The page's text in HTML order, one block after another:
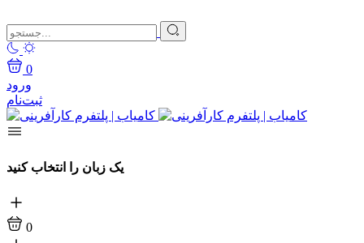
0
ورود
ثبت‌نام
یک زبان را انتخاب کنید
0